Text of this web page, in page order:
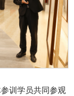
训学员共同参观